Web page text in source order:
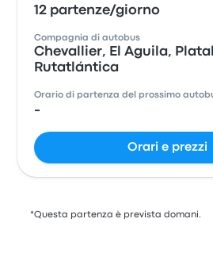
12 partenze/giorno
Compagnia di autobus
Chevallier, El Aguila,
Rutatlántica
Orario di partenza del prossimo
-
Orari e prezzi
*Questa partenza è prevista domani.